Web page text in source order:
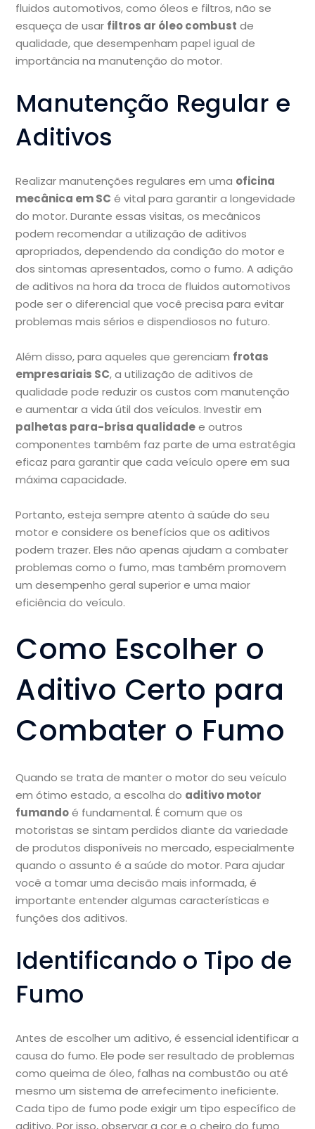
fluidos automotivos, como óleos e filtros, não se
esqueça de usar filtros ar óleo combust de
qualidade, que desempenham papel igual de
importância na manutenção do motor.
Manutenção Regular e
Aditivos
Realizar manutenções regulares em uma oficina
mecânica em SC é vital para garantir a longevidade
do motor. Durante essas visitas, os mecânicos
podem recomendar a utilização de aditivos
apropriados, dependendo da condição do motor e
dos sintomas apresentados, como o fumo. A adição
de aditivos na hora da troca de fluidos automotivos
pode ser o diferencial que você precisa para evitar
problemas mais sérios e dispendiosos no futuro.
Além disso, para aqueles que gerenciam frotas
empresariais SC, a utilização de aditivos de
qualidade pode reduzir os custos com manutenção
e aumentar a vida útil dos veículos. Investir em
palhetas para-brisa qualidadee outros
componentes também faz parte de uma estratégia
eficaz para garantir que cada veículo opere em sua
máxima capacidade.
Portanto, esteja sempre atento à saúde do seu
motor e considere os benefícios que os aditivos
podem trazer. Eles não apenas ajudam a combater
problemas como o fumo, mas também promovem
um desempenho geral superior e uma maior
eficiência do veículo.
Como Escolher o
Aditivo Certo para
Combater o Fumo
Quando se trata de manter o motor do seu veículo
em ótimo estado, a escolha do aditivo motor
fumandoé fundamental. É comum que os
motoristas se sintam perdidos diante da variedade
de produtos disponíveis no mercado, especialmente
quando o assunto é a saúde do motor. Para ajudar
você a tomar uma decisão mais informada, é
importante entender algumas características e
funções dos aditivos.
Identificando o Tipo de
Fumo
Antes de escolher um aditivo, é essencial identificar a
causa do fumo. Ele pode ser resultado de problemas
como queima de óleo, falhas na combustão ou até
mesmo um sistema de arrefecimento ineficiente.
Cada tipo de fumo pode exigir um tipo específico de
aditivo. Por isso, observar a cor e o cheiro do fumo